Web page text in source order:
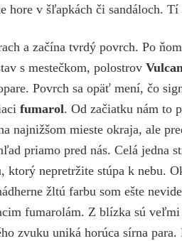
hore v šľapkách či sandáloch.
a začína tvrdý povrch. Po
s mestečkom, polostrov
Povrch sa opäť mení, čo
fumarol. Od začiatku nám to
najnižšom mieste okraja, ale
priamo pred nás. Celá jedna
ktorý nepretržite stúpa k nebu.
žltú farbu som ešte
fumarolám. Z blízka sú
zvuku uniká horúca sírna